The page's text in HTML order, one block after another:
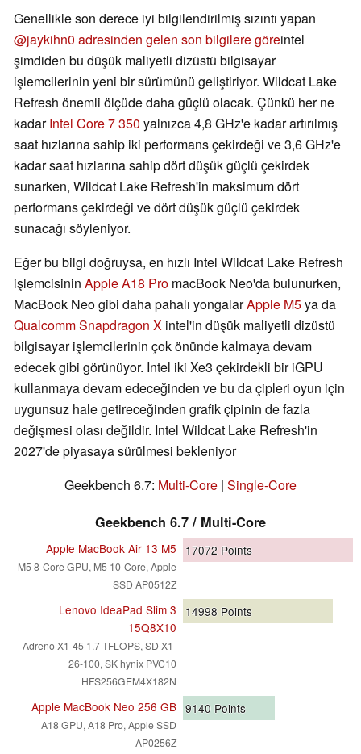
Genellikle son derece iyi bilgilendirilmiş sızıntı yapan
@jaykihn0 adresinden gelen son bilgilere göreintel
şimdiden bu düşük maliyetli dizüstü bilgisayar
işlemcilerinin yeni bir sürümünü geliştiriyor. Wildcat Lake
Refresh önemli ölçüde daha güçlü olacak. Çünkü her ne
kadarIntel Core 7 350 yalnızca 4,8 GHz'e kadar artırılmış
saat hızlarına sahip iki performans çekirdeği ve 3,6 GHz'e
kadar saat hızlarına sahip dört düşük güçlü çekirdek
sunarken, Wildcat Lake Refresh'in maksimum dört
performans çekirdeği ve dört düşük güçlü çekirdek
sunacağı söyleniyor.
Eğer bu bilgi doğruysa, en hızlı Intel Wildcat Lake Refresh
işlemcisinin Apple A18 Pro macBook Neo'da bulunurken,
MacBook Neo gibi daha pahalı yongalarApple M5ya da
Qualcomm Snapdragon X intel'in düşük maliyetli dizüstü
bilgisayar işlemcilerinin çok önünde kalmaya devam
edecek gibi görünüyor. Intel iki Xe3 çekirdekli bir iGPU
kullanmaya devam edeceğinden ve bu da çipleri oyun için
uygunsuz hale getireceğinden grafik çipinin de fazla
değişmesi olası değildir. Intel Wildcat Lake Refresh'in
2027'de piyasaya sürülmesi bekleniyor
Geekbench 6.7: Multi-Core | Single-Core
Geekbench 6.7 / Multi-Core
Apple MacBook Air 13 M5
M5 8-Core GPU, M5 10-Core, Apple
SSD AP0512Z
17072 Points
Lenovo IdeaPad Slim 3
15Q8X10
Adreno X1-45 1.7 TFLOPS, SD X1-
26-100, SK hynix PVC10
HFS256GEM4X182N
14998 Points
Apple MacBook Neo 256 GB
A18 GPU, A18 Pro, Apple SSD
AP0256Z
9140 Points